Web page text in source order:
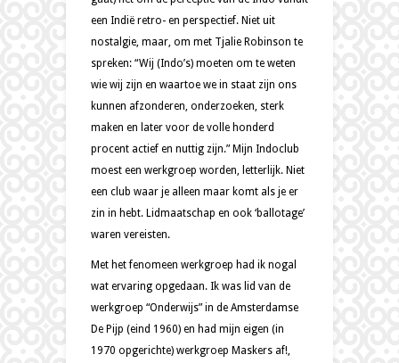
een Indië retro- en perspectief. Niet uit
nostalgie, maar, om met Tjalie Robinson te
spreken: “Wij (Indo’s) moeten om te weten
wie wij zijn en waartoe we in staat zijn ons
kunnen afzonderen, onderzoeken, sterk
maken en later voor de volle honderd
procent actief en nuttig zijn.” Mijn Indoclub
moest een werkgroep worden, letterlijk. Niet
een club waar je alleen maar komt als je er
zin in hebt. Lidmaatschap en ook ‘ballotage’
waren vereisten.
Met het fenomeen werkgroep had ik nogal
wat ervaring opgedaan. Ik was lid van de
werkgroep “Onderwijs” in de Amsterdamse
De Pijp (eind 1960) en had mijn eigen (in
1970 opgerichte) werkgroep Maskers af!,